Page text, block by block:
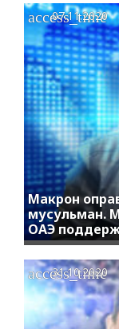
Макрон
мусульман.
ОАЭ
access_time
07.11.2020
access_time
31.10.2020